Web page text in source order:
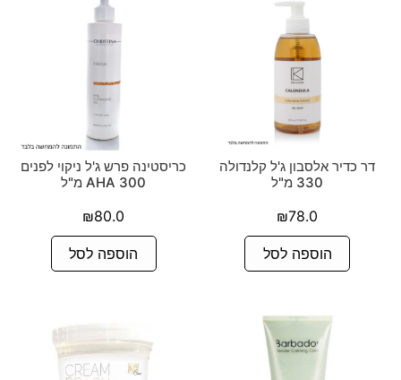
דר כדיר אלסבון ג'ל קלנדולה
330 מ"ל
₪78.0
הוספה לסל
כריסטינה פרש ג'ל ניקוי לפנים
AHA 300 מ"ל
₪80.0
הוספה לסל